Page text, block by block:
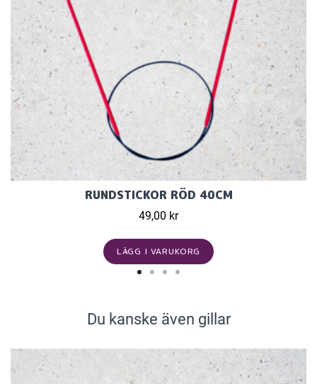
RUNDSTICKOR RÖD 40CM
49,00 kr
LÄGG I VARUKORG
Du kanske även gillar